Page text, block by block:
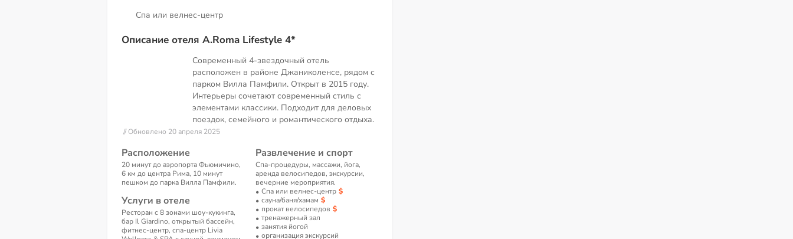
Спа или велнес-центр
Описание отеля A.Roma Lifestyle 4*
Современный 4-звездочный отель
расположен в районе Джаниколенсе, рядом с
парком Вилла Памфили. Открыт в 2015 году.
Интерьеры сочетают современный стиль с
элементами классики. Подходит для деловых
поездок, семейного и романтического отдыха.
// Обновлено 20 апреля 2025
Расположение
20 минут до аэропорта Фьюмичино,
6 км до центра Рима, 10 минут
пешком до парка Вилла Памфили.
Услуги в отеле
Ресторан с 8 зонами шоу-кукинга,
бар Il Giardino, открытый бассейн,
фитнес-центр, спа-центр Livia
Развлечение и спорт
Спа-процедуры, массажи, йога,
аренда велосипедов, экскурсии,
вечерние мероприятия.
Спа или велнес-центр
сауна/баня/хамам
прокат велосипедов
тренажерный зал
занятия йогой
организация экскурсий